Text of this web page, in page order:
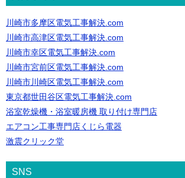
川崎市多摩区電気工事解決.com
川崎市高津区電気工事解決.com
川崎市幸区電気工事解決.com
川崎市宮前区電気工事解決.com
川崎市川崎区電気工事解決.com
東京都世田谷区電気工事解決.com
浴室乾燥機・浴室暖房機 取り付け専門店
エアコン工事専門店くじら電器
激震クリック堂
SNS